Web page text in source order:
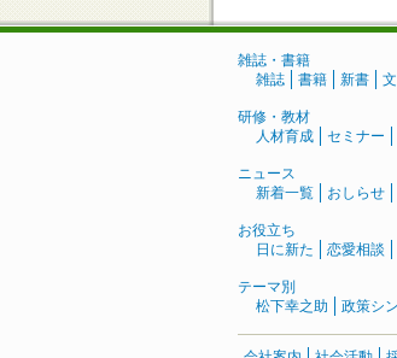
雑誌・書籍
雑誌
書籍 新書
研修・教材
人材育成
セミナー
ニュース
新着一覧
おしらせ
お役立ち
日に新た
恋愛相談
テーマ別
松下幸之助
政策シ